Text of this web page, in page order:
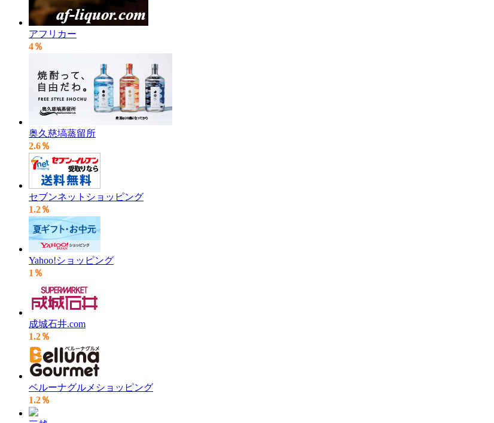
アフリカー
4％
奥久慈塙蒸留所
2.6％
セブンネットショッピング
1.2％
Yahoo!ショッピング
1％
成城石井.com
1.2％
ベルーナグルメショッピング
1.2％